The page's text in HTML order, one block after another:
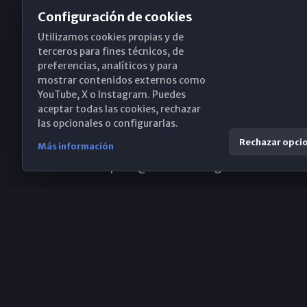
Obispado de Málaga
Santa María, 18-20. 29015 Málaga
(+34) 952 224 386
Configuración de cookies
Utilizamos cookies propias y de
terceros para fines técnicos, de
preferencias, analíticos y para
mostrar contenidos externos como
YouTube, X o Instagram. Puedes
aceptar todas las cookies, rechazar
las opcionales o configurarlas.
Más información Rechazar